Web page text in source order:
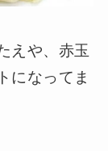
えや、赤玉
になってま